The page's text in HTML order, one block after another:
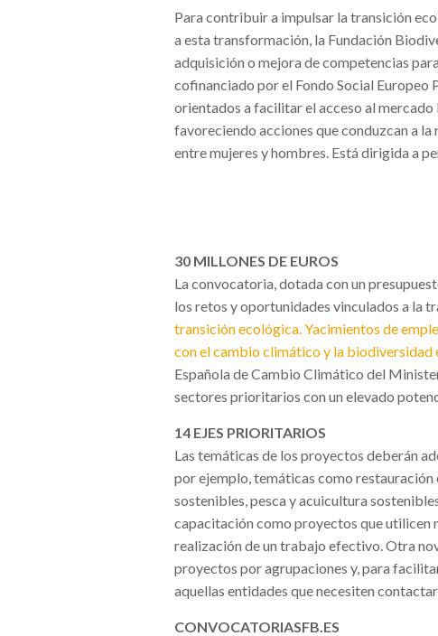
Para contribuir a impulsar la transición
a esta transformación, la Fundación
adquisición o mejora de competencias
cofinanciado por el Fondo Social Europeo
orientados a facilitar el acceso al
favoreciendo acciones que conduzcan a
entre mujeres y hombres. Está dirigida a
30 MILLONES DE EUROS
La convocatoria, dotada con un
los retos y oportunidades vinculados a la
transición ecológica. Yacimientos de
con el cambio climático y la biodiversidad
Española de Cambio Climático del
sectores prioritarios con un elevado
14 EJES PRIORITARIOS
Las temáticas de los proyectos deberán
por ejemplo, temáticas como
sostenibles, pesca y acuicultura
capacitación como proyectos que utilicen
realización de un trabajo efectivo. Otra
proyectos por agrupaciones y, para
aquellas entidades que necesiten
CONVOCATORIASFB.ES